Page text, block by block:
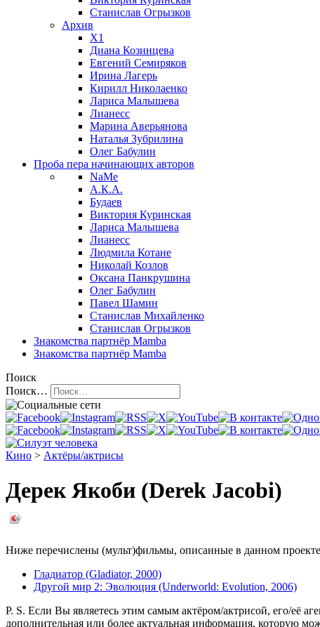
Станислав Огрызков
Архив
X1
Диана Козинцева
Евгений Семиряков
Ирина Лагерь
Кирилл Николаенко
Лариса Малышева
Лианесс
Марина Аверьянова
Наталья Зубрилина
Олег Бабулин
Проба пера начинающих авторов
NaMe
А.К.А.
Будаев
Виктория Куринская
Лариса Малышева
Лианесс
Людмила Котане
Николай Козлов
Оксана Панкрушина
Олег Бабулин
Павел Шамин
Станислав Михайленко
Станислав Огрызков
Знакомства партнёр Mamba
Знакомства партнёр Mamba
Поиск
Поиск…
Кино > Актёры/актрисы
Дерек Якоби (Derek Jacobi)
Ниже перечислены (мульт)фильмы, описанные в данном
Гладиатор (Gladiator, 2000)
Другой мир 2: Эволюция (Underworld: Evolution, 2006)
P. S. Если Вы являетесь этим самым актёром/актрисой, его/её
дополнительная или более актуальная информация, которую